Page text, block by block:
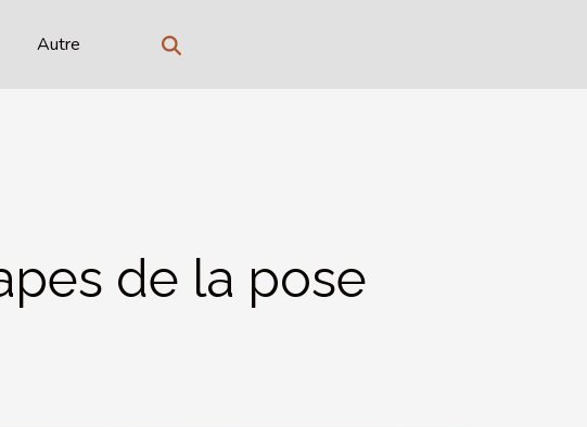
Autre
de la pose